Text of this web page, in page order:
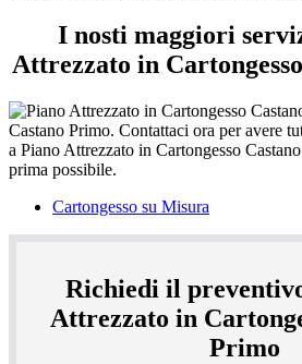
I nosti maggiori
Attrezzato in
Cartongesso su Misura
Richiedi il
Attrezzato in
Primo